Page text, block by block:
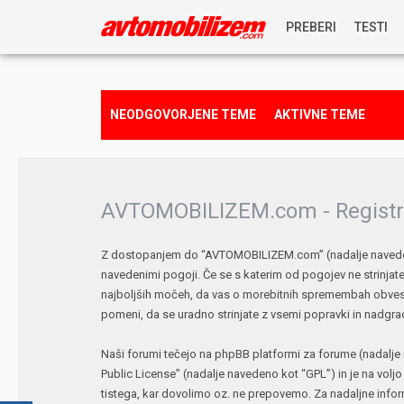
PREBERI TESTI
NEODGOVORJENE TEME AKTIVNE TEME
AVTOMOBILIZEM.com -
Z dostopanjem do “AVTOMOBILIZEM.com” (nadalje
navedenimi pogoji. Če se s katerim od pogojev ne
najboljših močeh, da vas o morebitnih spremembah
pomeni, da se uradno strinjate z vsemi popravki in
Naši forumi tečejo na phpBB platformi za forume (nadalje
Public License” (nadalje navedeno kot “GPL”) in je na
tistega, kar dovolimo oz. ne prepovemo. Za nadaljne